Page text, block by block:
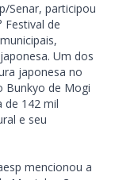
Senar, participou
Festival de
Um dos
japonesa no
Bunkyo de Mogi
de 142 mil
e seu
mencionou a